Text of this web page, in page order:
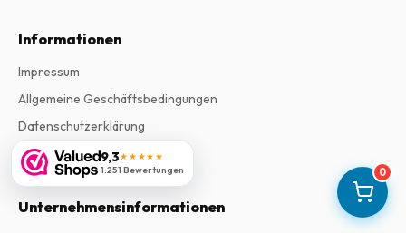
0
9,3★★★★★
1.251 Bewertungen
Informationen
Impressum
Allgemeine Geschäftsbedingungen
Datenschutzerklärung
Beschwerden
Unternehmensinformationen